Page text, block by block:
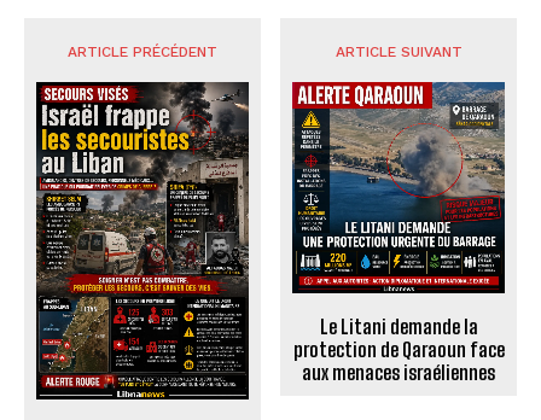
ARTICLE PRÉCÉDENT ARTICLE SUIVANT
Le Litani demande la
protection de Qaraoun face
aux menaces israéliennes